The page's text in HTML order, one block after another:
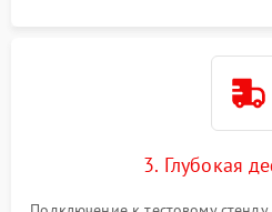
3. Глубокая